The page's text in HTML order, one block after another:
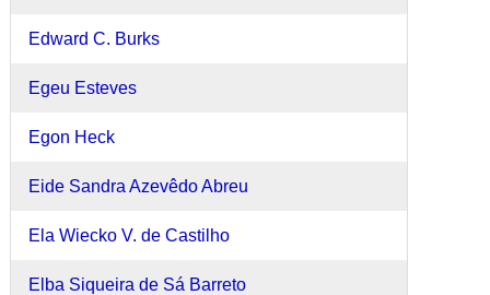
Edward C. Burks
Egeu Esteves
Egon Heck
Eide Sandra Azevêdo Abreu
Ela Wiecko V. de Castilho
Elba Siqueira de Sá Barreto